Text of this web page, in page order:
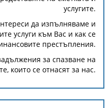
услугите.
да изпълняваме и
услуги към Вас и как се
престъпления.
за спазване на
които се отнасят за нас.